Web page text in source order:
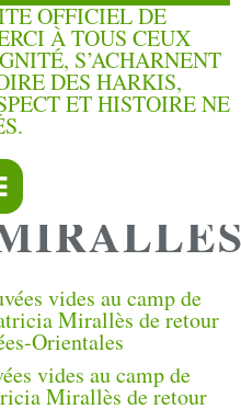
vides au camp de
Mirallès de retour
Orientales